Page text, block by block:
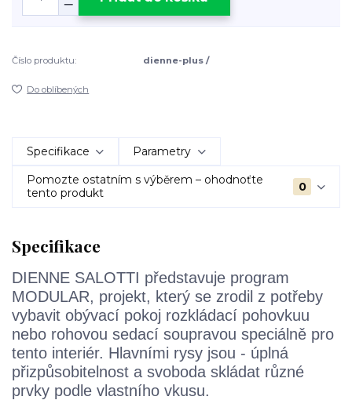
Číslo produktu: dienne-plus /
Do oblíbených
Specifikace Parametry
Pomozte ostatním s výběrem – ohodnoťte
tento produkt
0
Specifikace
DIENNE SALOTTI představuje program
MODULAR, projekt, který se zrodil z potřeby
vybavit obývací pokoj rozkládací pohovkuu
nebo rohovou sedací soupravou speciálně pro
tento interiér. Hlavními rysy jsou - úplná
přizpůsobitelnost a svoboda skládat různé
prvky podle vlastního vkusu.